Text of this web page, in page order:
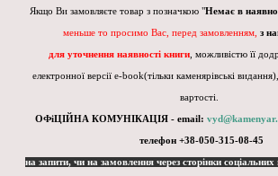
Якщо Ви замовляєте товар з позначкою "Немає в
меньше то просимо Вас, перед замовленням, з
для уточнення наявності книги , можливістю її
електронної версії e-book(тільки каменярівські
вартості.
ОФіЦІЙНА КОМУНІКАЦІЯ - email:
телефон +38-050-315-08-45
на запити, чи на замовлення через сторінки